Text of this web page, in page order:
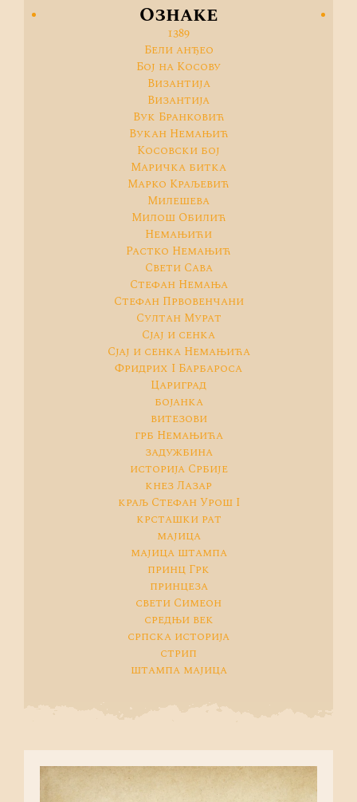
Ознаке
1389
Бели анђео
Бој на Косову
Византијa
Византија
Вук Бранковић
Вукан Немањић
Косовски бој
Маричка битка
Марко Краљевић
Милешева
Милош Обилић
Немањићи
Растко Немањић
Свети Сава
Стефан Немања
Стефан Првовенчани
Султан Мурат
Сјај и сенка
Сјај и сенка Немањића
Фридрих I Барбароса
Цариград
бојанка
витезови
грб Немањића
задужбина
историја Србије
кнез Лазар
краљ Стефан Урош I
крсташки рат
мајица
мајица штампа
принц Грк
принцеза
свети Симеон
средњи век
српска историја
стрип
штампа мајица